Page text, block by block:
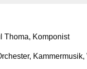
Thoma, Komponist